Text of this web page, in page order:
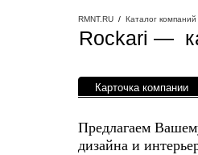
RMNT.RU / Каталог компаний
Rockari —
Карточка компании
Предлагаем
дизайна и